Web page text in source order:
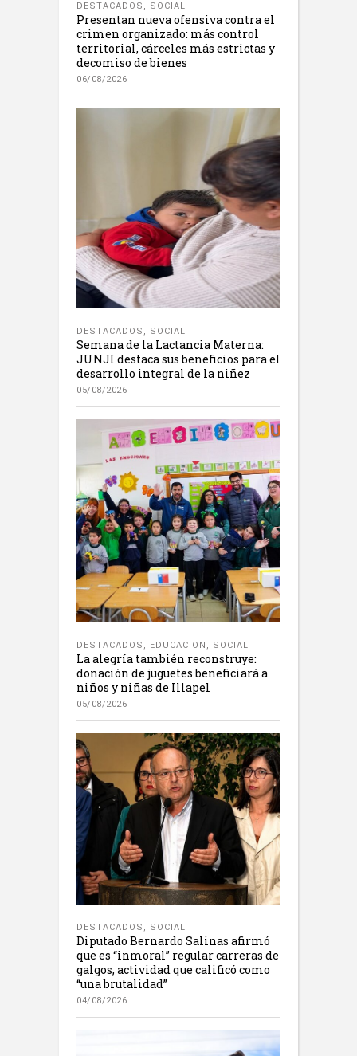
DESTACADOS , SOCIAL
Presentan nueva ofensiva contra el
crimen organizado: más control
territorial, cárceles más estrictas y
decomiso de bienes
06/08/2026
DESTACADOS , SOCIAL
Semana de la Lactancia Materna:
JUNJI destaca sus beneficios para el
desarrollo integral de la niñez
05/08/2026
DESTACADOS , EDUCACION , SOCIAL
La alegría también reconstruye:
donación de juguetes beneficiará a
niños y niñas de Illapel
05/08/2026
DESTACADOS , SOCIAL
Diputado Bernardo Salinas afirmó
que es “inmoral” regular carreras de
galgos, actividad que calificó como
“una brutalidad”
04/08/2026